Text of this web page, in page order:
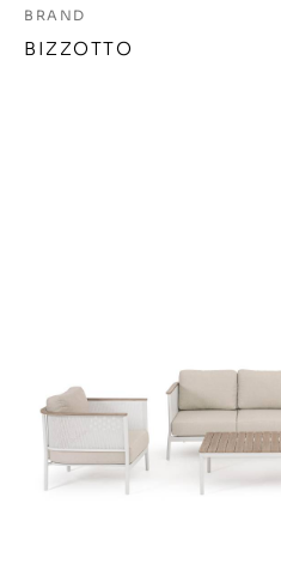
BRAND
BIZZOTTO